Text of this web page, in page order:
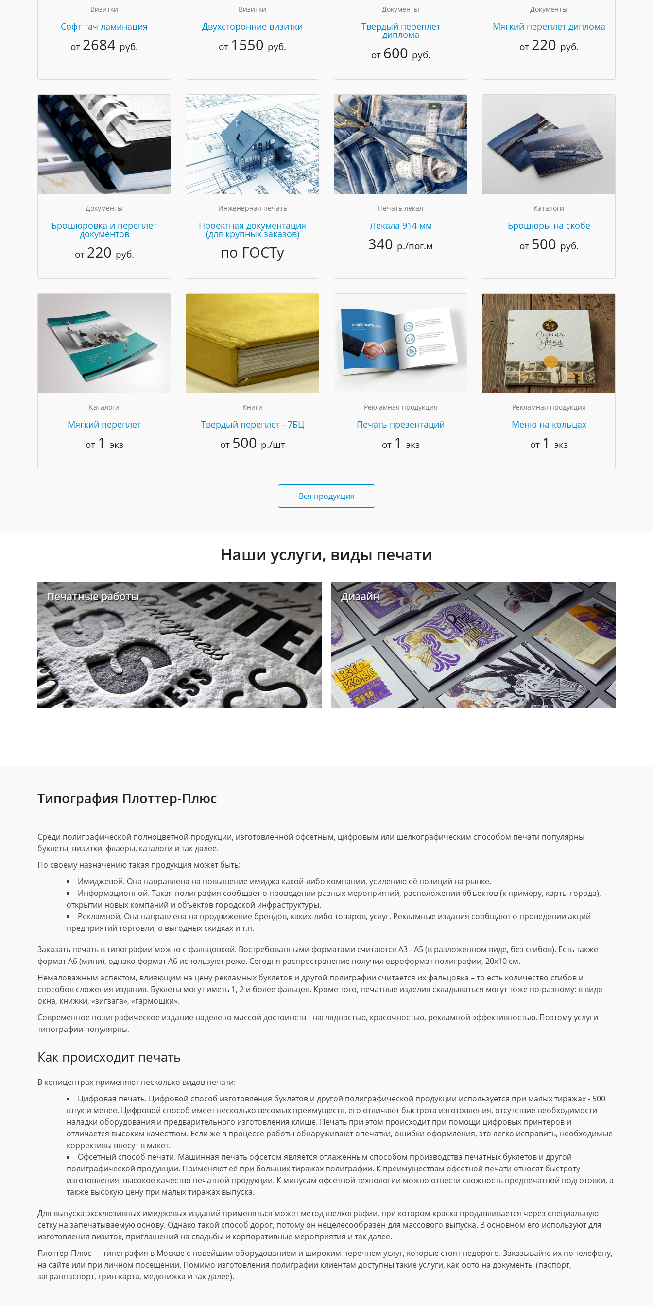
Визитки
Cофт тач ламинация
от 2684 руб.
Визитки
Двухсторонние визитки
от 1550 руб.
Документы
Твердый переплет
диплома
от 600 руб.
Документы
Мягкий переплет диплома
от 220 руб.
Документы
Брошюровка и переплет
документов
от 220 руб.
Инженерная печать
Проектная документация
(для крупных заказов)
по ГОСТу
Печать лекал
Лекала 914 мм
340 р./пог.м
Каталоги
Брошюры на скобе
от 500 руб.
Каталоги
Мягкий переплет
от 1 экз
Книги
Твердый переплет - 7БЦ
от 500 р./шт
Рекламная продукция
Печать презентаций
от 1 экз
Рекламная продукция
Меню на кольцах
от 1 экз
Вся продукция
Наши услуги, виды печати
Печатные работы Дизайн
Типография Плоттер-Плюс
Среди полиграфической полноцветной продукции, изготовленной офсетным, цифровым или шелкографическим способом печати популярны
буклеты, визитки, флаеры, каталоги и так далее.
По своему назначению такая продукция может быть:
Имиджевой. Она направлена на повышение имиджа какой-либо компании, усилению её позиций на рынке.
Информационной. Такая полиграфия сообщает о проведении разных мероприятий, расположении объектов (к примеру, карты города),
открытии новых компаний и объектов городской инфраструктуры.
Рекламной. Она направлена на продвижение брендов, каких-либо товаров, услуг. Рекламные издания сообщают о проведении акций
предприятий торговли, о выгодных скидках и т.п.
Заказать печать в типографии можно с фальцовкой. Востребованными форматами считаются А3 - А5 (в разложенном виде, без сгибов). Есть также
формат А6 (мини), однако формат А6 используют реже. Сегодня распространение получил евроформат полиграфии, 20х10 см.
Немаловажным аспектом, влияющим на цену рекламных буклетов и другой полиграфии считается их фальцовка – то есть количество сгибов и
способов сложения издания. Буклеты могут иметь 1, 2 и более фальцев. Кроме того, печатные изделия складываться могут тоже по-разному: в виде
окна, книжки, «зигзага», «гармошки».
Современное полиграфическое издание наделено массой достоинств - наглядностью, красочностью, рекламной эффективностью. Поэтому услуги
типографии популярны.
Как происходит печать
В копицентрах применяют несколько видов печати:
Цифровая печать. Цифровой способ изготовления буклетов и другой полиграфической продукции используется при малых тиражах - 500
штук и менее. Цифровой способ имеет несколько весомых преимуществ, его отличают быстрота изготовления, отсутствие необходимости
наладки оборудования и предварительного изготовления клише. Печать при этом происходит при помощи цифровых принтеров и
отличается высоким качеством. Если же в процессе работы обнаруживают опечатки, ошибки оформления, это легко исправить, необходимые
коррективы внесут в макет.
Офсетный способ печати. Машинная печать офсетом является отлаженным способом производства печатных буклетов и другой
полиграфической продукции. Применяют её при больших тиражах полиграфии. К преимуществам офсетной печати относят быстроту
изготовления, высокое качество печатной продукции. К минусам офсетной технологии можно отнести сложность предпечатной подготовки, а
также высокую цену при малых тиражах выпуска.
Для выпуска эксклюзивных имиджевых изданий применяться может метод шелкографии, при котором краска продавливается через специальную
сетку на запечатываемую основу. Однако такой способ дорог, потому он нецелесообразен для массового выпуска. В основном его используют для
изготовления визиток, приглашений на свадьбы и корпоративные мероприятия и так далее.
Плоттер-Плюс — типография в Москве с новейшим оборудованием и широким перечнем услуг, которые стоят недорого. Заказывайте их по телефону,
на сайте или при личном посещении. Помимо изготовления полиграфии клиентам доступны такие услуги, как фото на документы (паспорт,
загранпаспорт, грин-карта, медкнижка и так далее).